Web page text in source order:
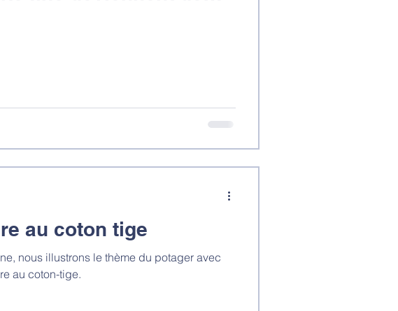
au coton tige
nous illustrons le thème du potager avec
au coton-tige.